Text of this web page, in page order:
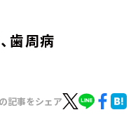
歯周病
記事をシェア